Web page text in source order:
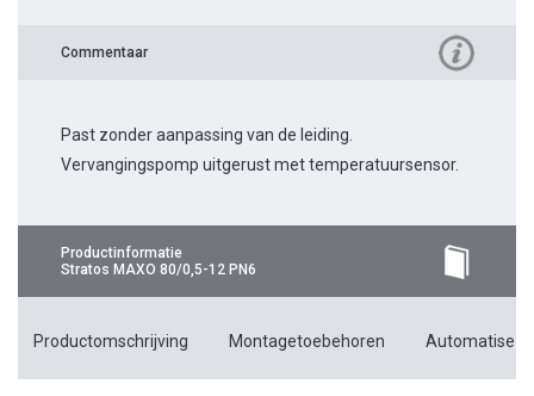
Commentaar
Past zonder aanpassing van de leiding.
Vervangingspomp uitgerust met temperatuursensor.
Productinformatie
Stratos MAXO 80/0,5-12 PN6
Productomschrijving Montagetoebehoren